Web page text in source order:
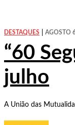
DESTAQUES AGOSTO
“60
julho
A União das